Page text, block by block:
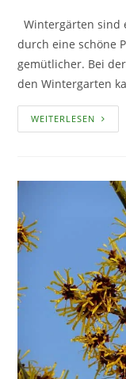
Wintergärten sind
durch eine schöne
gemütlicher. Bei
den Wintergarten
WEITERLESEN
FÜR